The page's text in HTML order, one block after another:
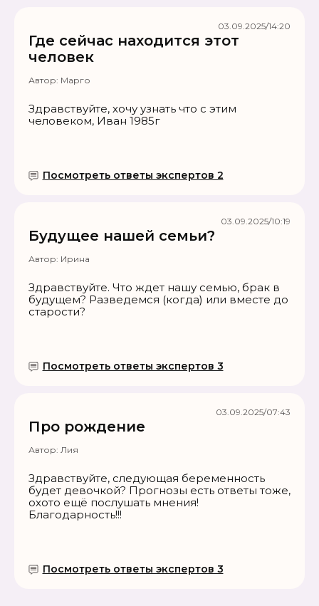
Где сейчас находится этот
человек
Автор: Марго
Здравствуйте, хочу узнать что с этим
человеком, Иван 1985г
Посмотреть ответы экспертов 2
03.09.2025/14:20
Будущее нашей семьи?
Автор: Ирина
Здравствуйте. Что ждет нашу семью, брак в
будущем? Разведемся (когда) или вместе до
старости?
Посмотреть ответы экспертов 3
03.09.2025/10:19
Про рождение
Автор: Лия
Здравствуйте, следующая беременность
будет девочкой? Прогнозы есть ответы тоже,
охото ещё послушать мнения!
Благодарность!!!
Посмотреть ответы экспертов 3
03.09.2025/07:43